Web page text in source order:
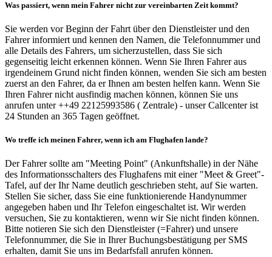
Was passiert, wenn mein Fahrer nicht zur vereinbarten Zeit kommt?
Sie werden vor Beginn der Fahrt über den Dienstleister und den
Fahrer informiert und kennen den Namen, die Telefonnummer und
alle Details des Fahrers, um sicherzustellen, dass Sie sich
gegenseitig leicht erkennen können. Wenn Sie Ihren Fahrer aus
irgendeinem Grund nicht finden können, wenden Sie sich am besten
zuerst an den Fahrer, da er Ihnen am besten helfen kann. Wenn Sie
Ihren Fahrer nicht ausfindig machen können, können Sie uns
anrufen unter ++49 22125993586 ( Zentrale) - unser Callcenter ist
24 Stunden an 365 Tagen geöffnet.
Wo treffe ich meinen Fahrer, wenn ich am Flughafen lande?
Der Fahrer sollte am "Meeting Point" (Ankunftshalle) in der Nähe
des Informationsschalters des Flughafens mit einer "Meet & Greet"-
Tafel, auf der Ihr Name deutlich geschrieben steht, auf Sie warten.
Stellen Sie sicher, dass Sie eine funktionierende Handynummer
angegeben haben und Ihr Telefon eingeschaltet ist. Wir werden
versuchen, Sie zu kontaktieren, wenn wir Sie nicht finden können.
Bitte notieren Sie sich den Dienstleister (=Fahrer) und unsere
Telefonnummer, die Sie in Ihrer Buchungsbestätigung per SMS
erhalten, damit Sie uns im Bedarfsfall anrufen können.